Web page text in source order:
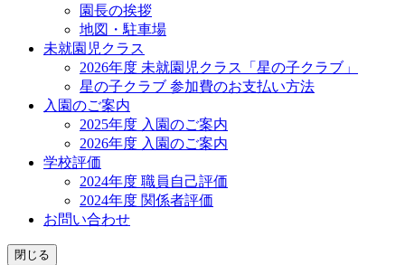
園長の挨拶
地図・駐車場
未就園児クラス
2026年度 未就園児クラス「星の子クラブ」
星の子クラブ 参加費のお支払い方法
入園のご案内
2025年度 入園のご案内
2026年度 入園のご案内
学校評価
2024年度 職員自己評価
2024年度 関係者評価
お問い合わせ
閉じる